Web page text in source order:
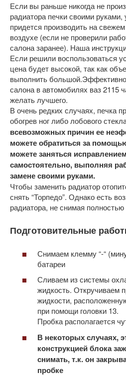
Если вы раньше никогда не
радиатора печки своими руками,
придется производить на
воздухе (если не проверили
салона заранее). Наша
Если решили воспользоваться
цена будет высокой, так как
выполнить
салона в автомобилях ваз 2115
желать лучшего.
В очень редких случаях, печка
обогрев ног либо лобового
всевозможных причин ее
можете обратиться за
можете заняться
самостоятельно, выполняя
замене своими руками.
Чтобы заменить радиатор
снять “Торпедо”. Однако есть
радиатора, не снимая
Подготовительные
Снимаем клемму “-“
батареи
Сливаем из системы
жидкость. Откручиваем
жидкости,
при помощи головки 13.
Пробка располагается
В некоторых случаях,
конструкцией блока
снимать, т.к. он
пробке